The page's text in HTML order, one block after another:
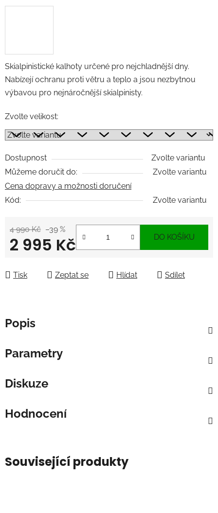
Skialpinistické kalhoty určené pro nejchladnější dny.
Nabízejí ochranu proti větru a teplo a jsou nezbytnou
výbavou pro nejnáročnější skialpinisty.
Zvolte velikost:
Dostupnost
Zvolte variantu
Můžeme doručit do:
Zvolte variantu
Cena dopravy a možnosti doručení
Kód:
Zvolte variantu
4 990 Kč –39 %
2 995 Kč DO KOŠÍKU
Tisk Zeptat se Hlídat Sdílet
Popis
Parametry
Diskuze
Hodnocení
Související produkty